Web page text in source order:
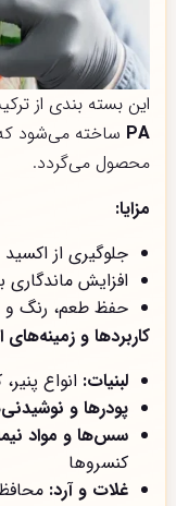
این بسته بندی از
PA ساخته می‌شود که
محصول می‌گردد.
مزایا:
جلوگیری از
افزایش ماندگاری
حفظ طعم، رنگ و
کاربردها و زمینه‌های
لبنیات: انواع
پودرها و
سس‌ها و مواد
کنسروها
غلات و آرد: